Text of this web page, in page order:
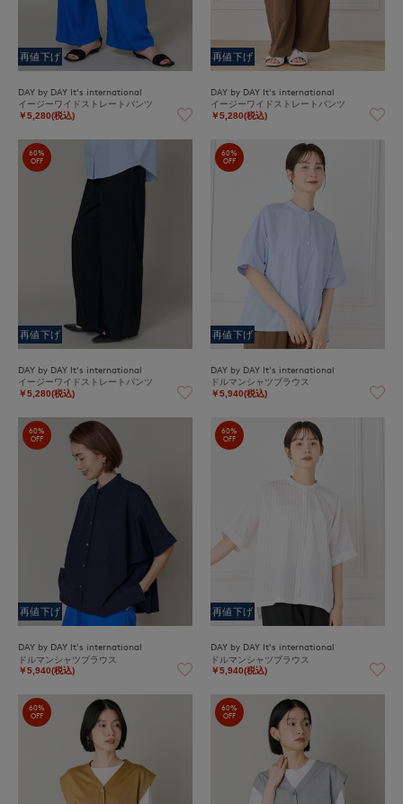
再値下げ
DAY by DAY It's international
イージーワイドストレートパンツ
￥5,280(税込)
再値下げ
DAY by DAY It's international
イージーワイドストレートパンツ
￥5,280(税込)
60%
OFF
再値下げ
DAY by DAY It's international
イージーワイドストレートパンツ
￥5,280(税込)
60%
OFF
再値下げ
DAY by DAY It's international
ドルマンシャツブラウス
￥5,940(税込)
60%
OFF
再値下げ
DAY by DAY It's international
ドルマンシャツブラウス
￥5,940(税込)
60%
OFF
再値下げ
DAY by DAY It's international
ドルマンシャツブラウス
￥5,940(税込)
60%
OFF
60%
OFF